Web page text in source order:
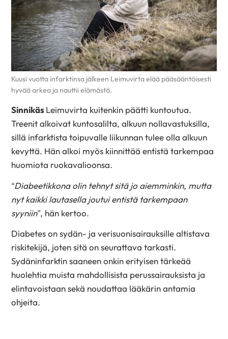
Kuusi vuotta infarktinsa jälkeen Leimuvirta elää pääsääntöisesti
hyvää arkea ja nauttii elämästä.
SinnikäsLeimuvirta kuitenkin päätti kuntoutua.
Treenit alkoivat kuntosalilta, alkuun nollavastuksilla,
sillä infarktista toipuvalle liikunnan tulee olla alkuun
kevyttä. Hän alkoi myös kiinnittää entistä tarkempaa
huomiota ruokavalioonsa.
“Diabeetikkona olin tehnyt sitä jo aiemminkin, mutta
nyt kaikki lautasella joutui entistä tarkempaan
syyniin”, hän kertoo.
Diabetes on sydän- ja verisuonisairauksille altistava
riskitekijä, joten sitä on seurattava tarkasti.
Sydäninfarktin saaneen onkin erityisen tärkeää
huolehtia muista mahdollisista perussairauksista ja
elintavoistaan sekä noudattaa lääkärin antamia
ohjeita.